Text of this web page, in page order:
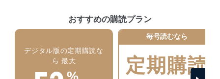
個人情報の安全管理措置
当社は、個人情報の正確性及び安全性を確保するため
に、下記セキュリティ対策をはじめとする安全対策を実
施し、個人情報の漏えい、滅失またはき損の防止及び是
正に努めます。
アクセス制御
おすすめの購読プラン
デジタル版の定期購読な
ら 最大
毎号読むなら
定期購読